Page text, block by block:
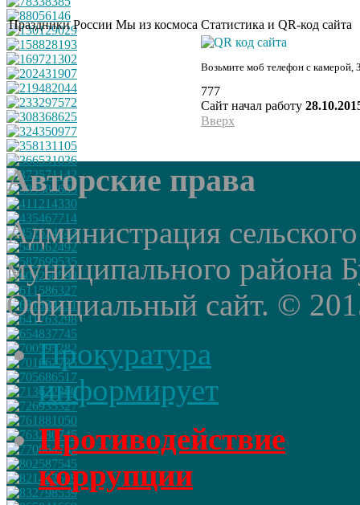
Праздники России Мы из космоса Статистика и QR-код сайта
Возьмите моб телефон с камерой,
777
Сайт начал работу
Вверх
Авторские права
Администрация
муниципального района
Официальный сайт. ©
Прокуратура
информирует
Противодействие
коррупции